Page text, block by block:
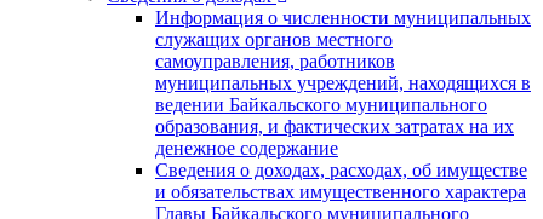
Информация о численности муниципальных
служащих органов местного
самоуправления, работников
муниципальных учреждений, находящихся в
ведении Байкальского муниципального
образования, и фактических затратах на их
денежное содержание
Сведения о доходах, расходах, об имуществе
и обязательствах имущественного характера
Главы Байкальского муниципального